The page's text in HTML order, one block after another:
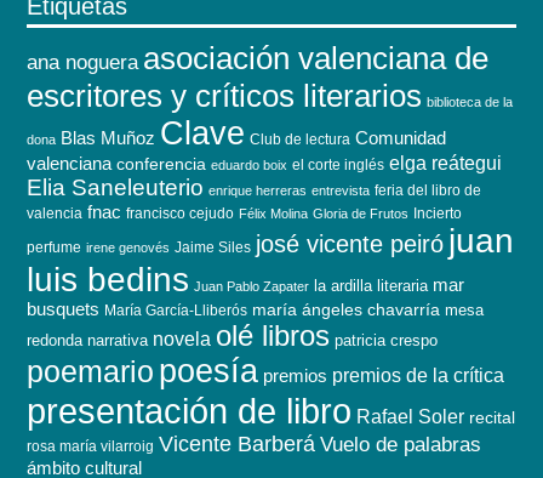
Etiquetas
ana noguera asociación valenciana de
escritores y críticos literarios biblioteca de la
dona Blas Muñoz Clave Club de lectura Comunidad
valenciana conferencia eduardo boix el corte inglés elga reátegui
Elia Saneleuterio enrique herreras entrevista feria del libro de
valencia fnac francisco cejudo Félix Molina Gloria de Frutos Incierto
perfume irene genovés Jaime Siles josé vicente peiró juan
luis bedins Juan Pablo Zapater la ardilla literaria mar
busquets María García-Lliberós maría ángeles chavarría mesa
redonda narrativa novela olé libros patricia crespo
poemario poesía premios premios de la crítica
presentación de libro Rafael Soler recital
rosa maría vilarroig Vicente Barberá Vuelo de palabras
ámbito cultural